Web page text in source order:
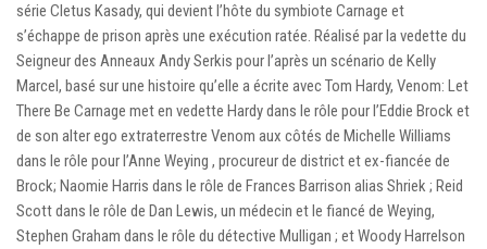
série Cletus Kasady, qui devient l’hôte du symbiote Carnage et
s’échappe de prison après une exécution ratée. Réalisé par la vedette du
Seigneur des Anneaux Andy Serkis pour l’après un scénario de Kelly
Marcel, basé sur une histoire qu’elle a écrite avec Tom Hardy, Venom: Let
There Be Carnage met en vedette Hardy dans le rôle pour l’Eddie Brock et
de son alter ego extraterrestre Venom aux côtés de Michelle Williams
dans le rôle pour l’Anne Weying , procureur de district et ex-fiancée de
Brock; Naomie Harris dans le rôle de Frances Barrison alias Shriek ; Reid
Scott dans le rôle de Dan Lewis, un médecin et le fiancé de Weying,
Stephen Graham dans le rôle du détective Mulligan ; et Woody Harrelson